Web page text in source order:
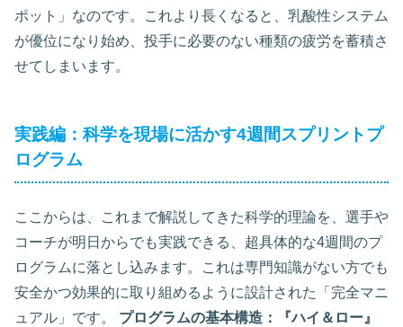
ポット」なのです。これより長くなると、乳酸性システム
が優位になり始め、投手に必要のない種類の疲労を蓄積さ
せてしまいます。
実践編：科学を現場に活かす4週間スプリントプ
ログラム
ここからは、これまで解説してきた科学的理論を、選手や
コーチが明日からでも実践できる、超具体的な4週間のプ
ログラムに落とし込みます。これは専門知識がない方でも
安全かつ効果的に取り組めるように設計された「完全マニ
ュアル」です。 プログラムの基本構造：『ハイ＆ロー』